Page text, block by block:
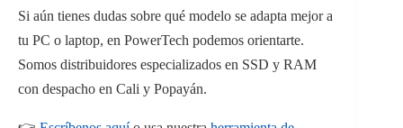
Si aún tienes dudas sobre qué modelo se adapta mejor a
tu PC o laptop, en PowerTech podemos orientarte.
Somos distribuidores especializados en SSD y RAM
con despacho en Cali y Popayán.